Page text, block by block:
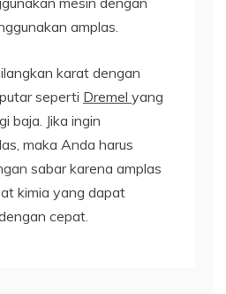
amplas.
karat dengan
seperti Dremel yang
baja. Jika ingin
maka Anda harus
sabar karena amplas
kimia yang dapat
cepat.